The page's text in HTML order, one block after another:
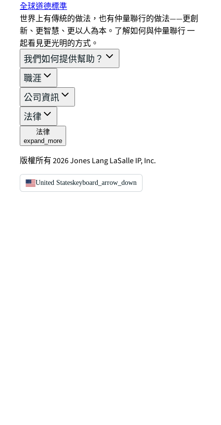
全球道德標準
世界上有傳統的做法，也有仲量聯行的做法——更創
新、更智慧、更以人為本。了解如何與仲量聯行 一
起看見更光明的方式。
我們如何提供幫助？
職涯
公司資訊
法律
法律
expand_more
版權所有 2026 Jones Lang LaSalle IP, Inc.
United Stateskeyboard_arrow_down